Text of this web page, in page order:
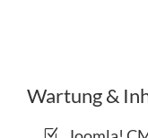
Wartung &